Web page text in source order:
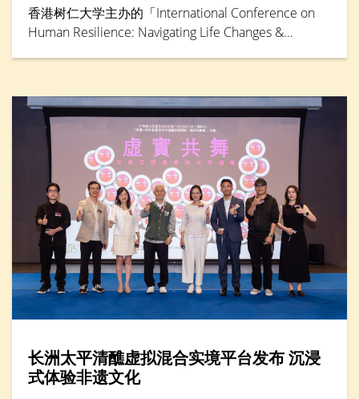
香港树仁大学主办的「International Conference on
Human Resilience: Navigating Life Changes &
大型跨学科研究成果，分析本港「Alpha」世代（生于
2010年后）到婴儿潮世代（生于1946年至1964年）
的抗逆力与心理健康情况。
长洲太平清醮虚拟混合实境平台发布 沉浸
式体验非遗文化